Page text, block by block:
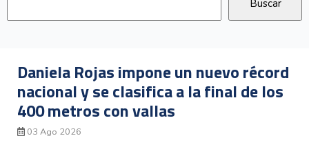
Rojas impone un nuevo récord
y se clasifica a la final de los
metros con vallas
Ago 2026